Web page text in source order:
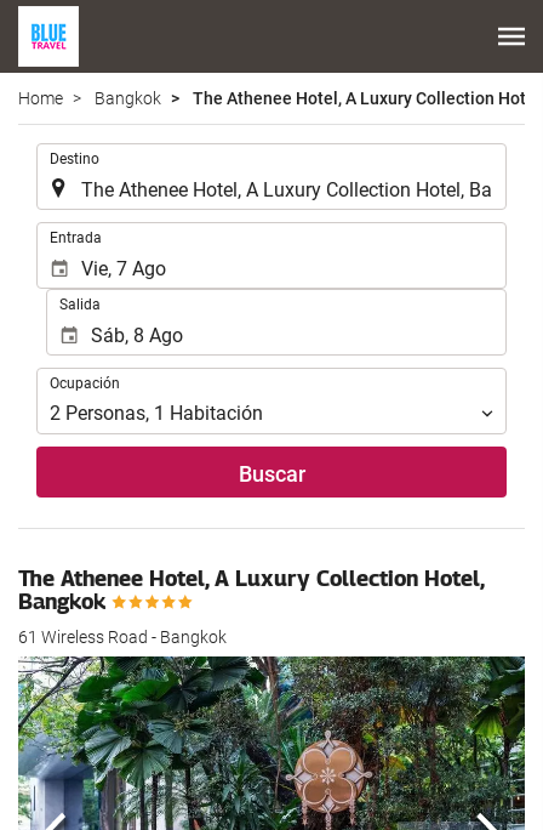
Home Bangkok The Athenee Hotel, A Luxury Collection
Destino
Entrada
Salida
Ocupación
Ocupación
2 Personas, 1 Habitación
Buscar
The Athenee Hotel, A Luxury Collection Hotel,
Bangkok
61 Wireless Road - Bangkok